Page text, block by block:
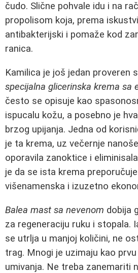
čudo. Slične pohvale idu i na
propolisom koja, prema
antibakterijski i pomaže kod
ranica.
Kamilica je još jedan proveren
specijalna glicerinska krema sa
često se opisuje kao
ispucalu kožu, a posebno je
brzog upijanja. Jedna od
je ta krema, uz večernje
oporavila zanoktice i
je da se ista krema
višenamenska i izuzetno
Balea mast sa nevenom dobija
za regeneraciju ruku i stopala.
se utrlja u manjoj količini, ne
trag. Mnogi je uzimaju kao
umivanja. Ne treba zanemariti